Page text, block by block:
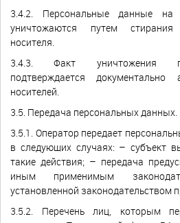
3.4.2. Персональные данные на
уничтожаются путем
носителя.
3.4.3. Факт уничтожения
подтверждается
носителей.
3.5. Передача персональных данных.
3.5.1. Оператор передает
в следующих случаях: – субъект
такие действия; – передача
иным применимым
установленной законодательством
3.5.2. Перечень лиц, которым